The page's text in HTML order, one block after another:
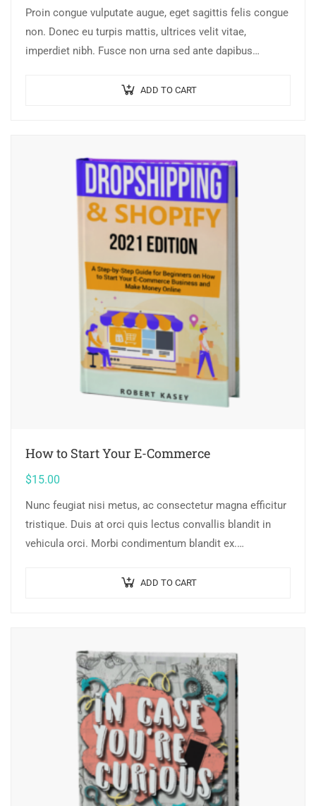
Proin congue vulputate augue, eget sagittis felis congue
non. Donec eu turpis mattis, ultrices velit vitae,
imperdiet nibh. Fusce non urna sed ante dapibus
ADD TO CART
How to Start Your E-Commerce
$15.00
Nunc feugiat nisi metus, ac consectetur magna efficitur
tristique. Duis at orci quis lectus convallis blandit in
vehicula orci. Morbi condimentum blandit ex.
ADD TO CART